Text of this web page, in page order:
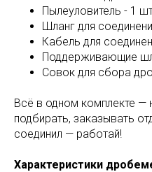
Пылеуловитель - 1
Шланг для
Кабель для
Поддерживающие
Совок для сбора
Всё в одном комплекте —
подбирать, заказывать
соединил — работай!
Характеристики